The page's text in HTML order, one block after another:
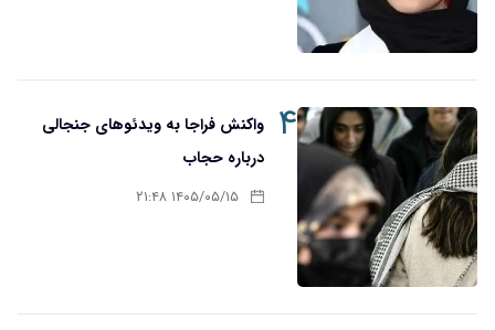
۴
واکنش فراجا به ویدئوهای جنجالی
درباره حجاب
۱۴۰۵/۰۵/۱۵ ۲۱:۴۸